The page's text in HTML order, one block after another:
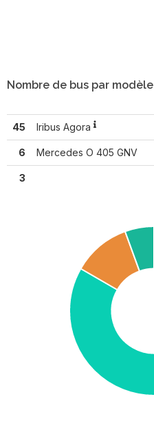
Nombre de bus par modèle
45 Iribus Agora
6 Mercedes O 405 GNV
3